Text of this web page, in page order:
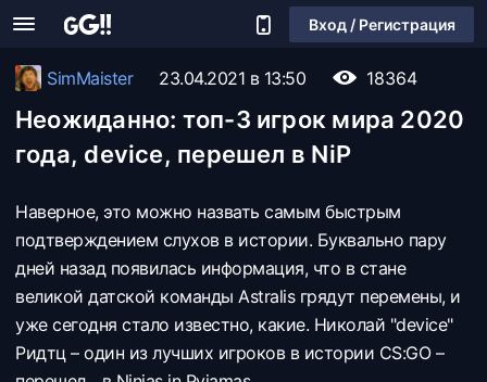
Вход / Регистрация
SimMaister 23.04.2021 в 13:50 18364
Неожиданно: топ-3 игрок мира 2020
года, device, перешел в NiP
Наверное, это можно назвать самым быстрым
подтверждением слухов в истории. Буквально пару
дней назад появилась информация, что в стане
великой датской команды Astralis грядут перемены, и
уже сегодня стало известно, какие. Николай "device"
Ридтц – один из лучших игроков в истории CS:GO –